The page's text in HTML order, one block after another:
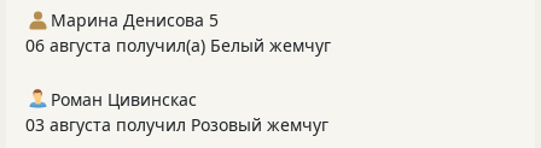
Марина Денисова 5
06 августа получил(а) Белый жемчуг
Роман Цивинскас
03 августа получил Розовый жемчуг